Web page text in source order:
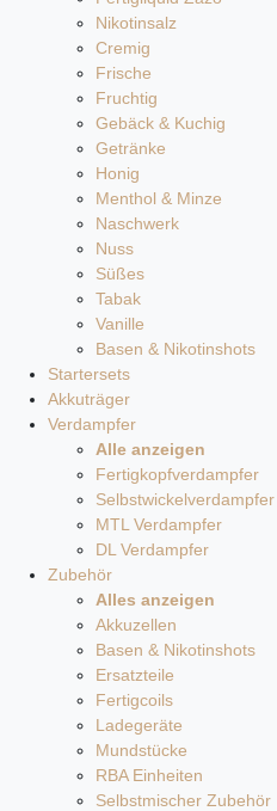
Nikotinsalz
Cremig
Frische
Fruchtig
Gebäck & Kuchig
Getränke
Honig
Menthol & Minze
Naschwerk
Nuss
Süßes
Tabak
Vanille
Basen & Nikotinshots
Startersets
Akkuträger
Verdampfer
Alle anzeigen
Fertigkopfverdampfer
Selbstwickelverdampfer
MTL Verdampfer
DL Verdampfer
Zubehör
Alles anzeigen
Akkuzellen
Basen & Nikotinshots
Ersatzteile
Fertigcoils
Ladegeräte
Mundstücke
RBA Einheiten
Selbstmischer Zubehör